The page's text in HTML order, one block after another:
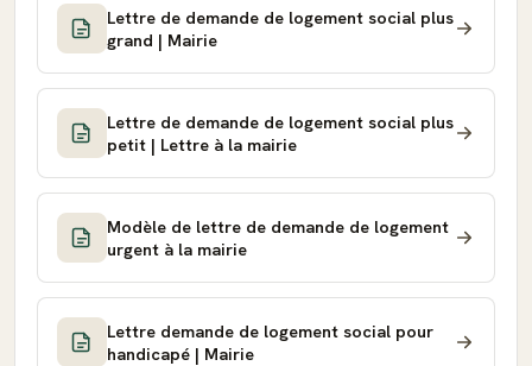
Lettre de demande de logement social plus
grand | Mairie
Lettre de demande de logement social plus
petit | Lettre à la mairie
Modèle de lettre de demande de logement
urgent à la mairie
Lettre demande de logement social pour
handicapé | Mairie